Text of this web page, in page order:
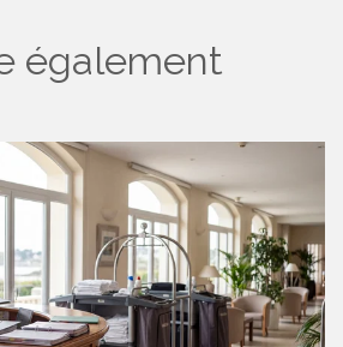
également